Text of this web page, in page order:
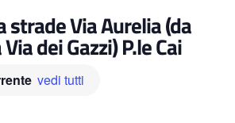
strade Via Aurelia (da
dei Gazzi) P.le Cai
vedi tutti